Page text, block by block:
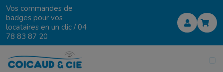
Vos commandes de
badges pour vos
locataires en un clic /04
78 83 87 20